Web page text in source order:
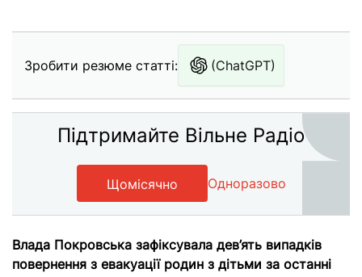
Зробити резюме статті: (ChatGPT)
Підтримайте Вільне Радіо
Щомісячно Одноразово
Влада Покровська зафіксувала дев’ять випадків
повернення з евакуації родин з дітьми за останні